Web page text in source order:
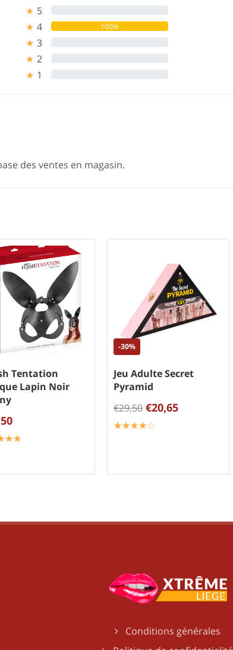
★ 5
★ 4 100%
★ 3
★ 2
★ 1
des ventes en magasin.
Tentation
Lapin Noir
☆☆
★★
-30%
Jeu Adulte Secret
Pyramid
€29,50 €20,65
☆☆☆☆☆
★★★★★
Conditions générales